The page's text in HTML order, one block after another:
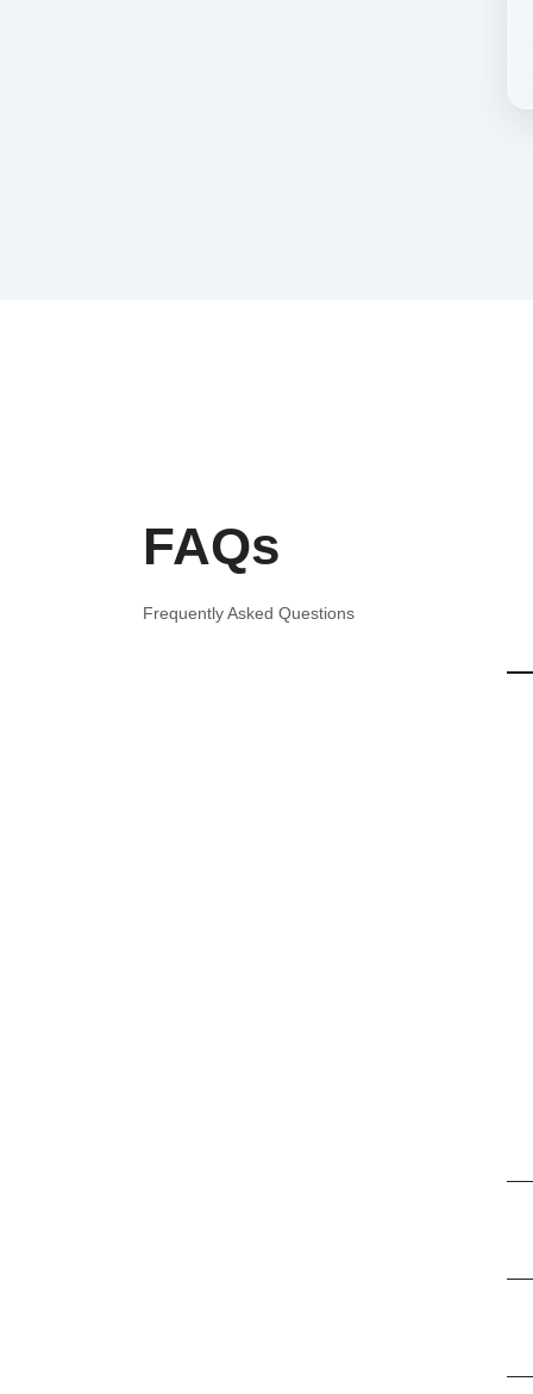
FAQs
Frequently Asked Questions